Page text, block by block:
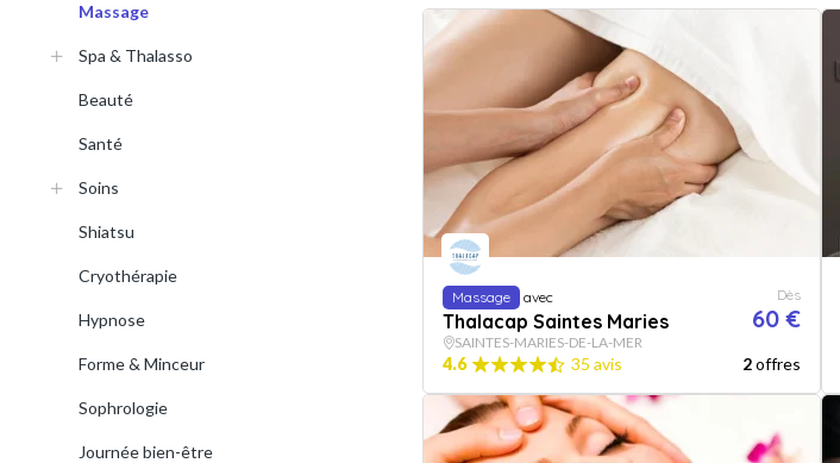
Massage
Spa & Thalasso
Beauté
Santé
Soins
Shiatsu
Cryothérapie
Hypnose
Forme & Minceur
Sophrologie
Journée bien-être
Massage avec
Thalacap Saintes Maries
Dès
60 €
SAINTES-MARIES-DE-LA-MER
4.6 35 avis 2offres